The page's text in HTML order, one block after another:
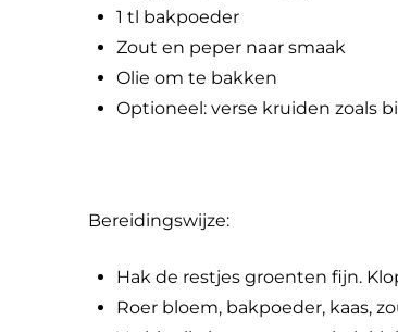
1 tl bakpoeder
Zout en peper naar smaak
Olie om te bakken
Optioneel: verse kruiden zoals
Bereidingswijze:
Hak de restjes groenten fijn.
Roer bloem, bakpoeder, kaas,